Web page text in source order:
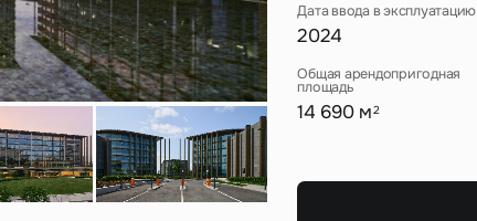
Дата ввода в эксплуатацию
2024
Общая арендопригодная
площадь
14 690 м2
Отправить
Нажимая на кнопку «Отправить», вы даете свое согласие на обработку и использование ваших
данных